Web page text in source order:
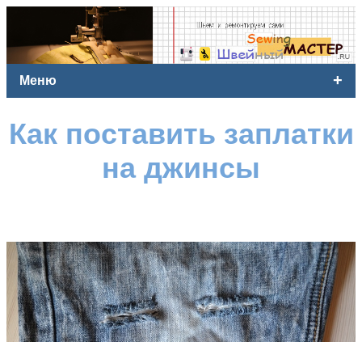
Меню +
Как поставить заплатки
на джинсы